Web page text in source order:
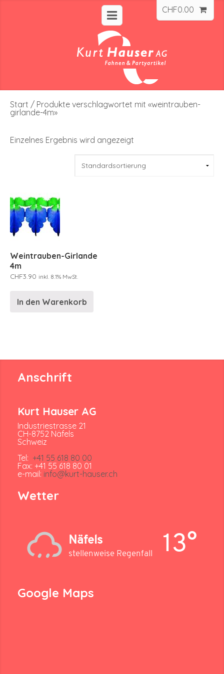
CHF0.00
Start / Produkte verschlagwortet mit «weintrauben-
girlande-4m»
Einzelnes Ergebnis wird angezeigt
Weintrauben-Girlande
4m
CHF3.90 inkl. 8.1% MwSt.
In den Warenkorb
Anschrift
Kurt Hauser AG
Industriestrasse 21
CH-8752 Näfels
Schweiz
Tel: +41 55 618 80 00
Fax: +41 55 618 80 01
e-mail: info@kurt-hauser.ch
Wetter
Näfels
stellenweise Regenfall 13°
Google Maps